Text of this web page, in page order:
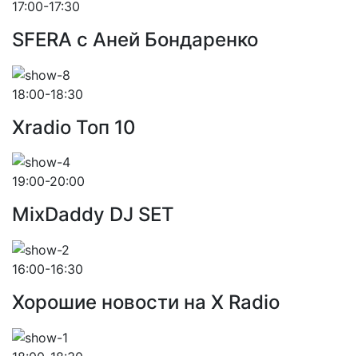
17:00-17:30
SFERA с Аней Бондаренко
18:00-18:30
Xradio Топ 10
19:00-20:00
MixDaddy DJ SET
16:00-16:30
Хорошие новости на X Radio